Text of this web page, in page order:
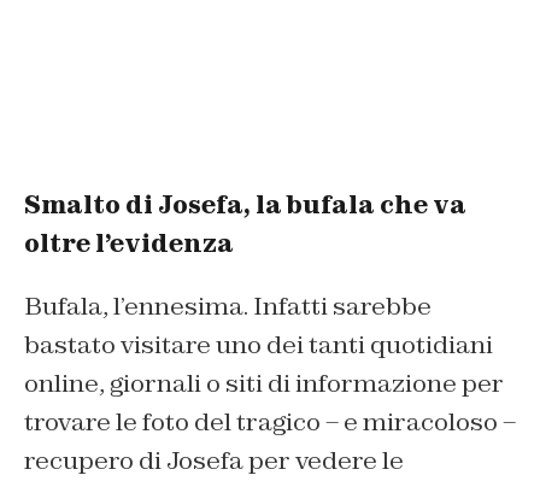
Smalto di Josefa, la bufala che va
oltre l’evidenza
Bufala, l’ennesima. Infatti sarebbe
bastato visitare uno dei tanti quotidiani
online, giornali o siti di informazione per
trovare le foto del tragico – e miracoloso –
recupero di Josefa per vedere le